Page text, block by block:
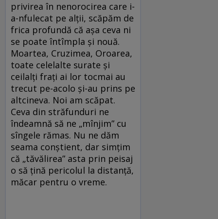
privirea în nenorocirea care i-
a-nfulecat pe alții, scăpăm de
frica profundă că așa ceva ni
se poate întîmpla și nouă.
Moartea, Cruzimea, Oroarea,
toate celelalte surate și
ceilalți frați ai lor tocmai au
trecut pe-acolo și-au prins pe
altcineva. Noi am scăpat.
Ceva din străfunduri ne
îndeamnă să ne „mînjim” cu
sîngele rămas. Nu ne dăm
seama conștient, dar simțim
că „tăvălirea” asta prin peisaj
o să țină pericolul la distanță,
măcar pentru o vreme.